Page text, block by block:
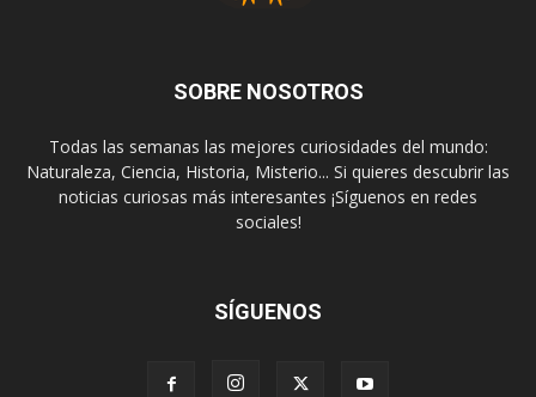
SOBRE NOSOTROS
Todas las semanas las mejores curiosidades del mundo:
Naturaleza, Ciencia, Historia, Misterio... Si quieres descubrir las
noticias curiosas más interesantes ¡Síguenos en redes
sociales!
SÍGUENOS